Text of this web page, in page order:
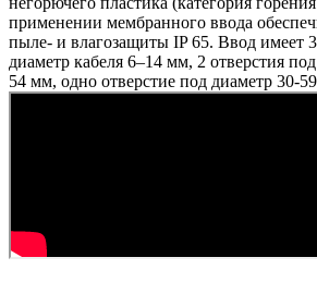
применении мембранного ввода
пыле- и влагозащиты IP 65. Ввод имеет
диаметр кабеля 6–14 мм, 2 отверстия
54 мм, одно отверстие под диаметр 30-